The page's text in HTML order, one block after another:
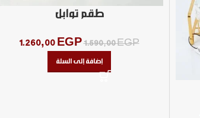
طقم توابل
1.590,00EGP
1.260,00 EGP
إضافة إلى السلة